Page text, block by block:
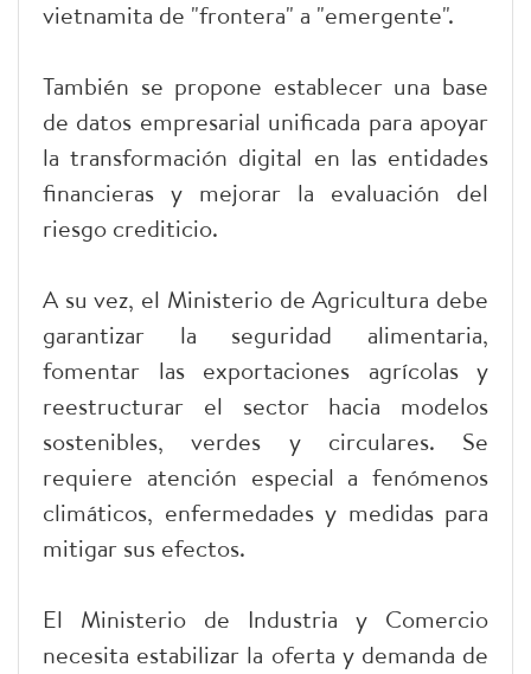
vietnamita de "frontera" a "emergente".
También se propone establecer una base
de datos empresarial unificada para apoyar
la transformación digital en las entidades
financieras y mejorar la evaluación del
riesgo crediticio.
A su vez, el Ministerio de Agricultura debe
garantizar la seguridad alimentaria,
fomentar las exportaciones agrícolas y
reestructurar el sector hacia modelos
sostenibles, verdes y circulares. Se
requiere atención especial a fenómenos
climáticos, enfermedades y medidas para
mitigar sus efectos.
El Ministerio de Industria y Comercio
necesita estabilizar la oferta y demanda de